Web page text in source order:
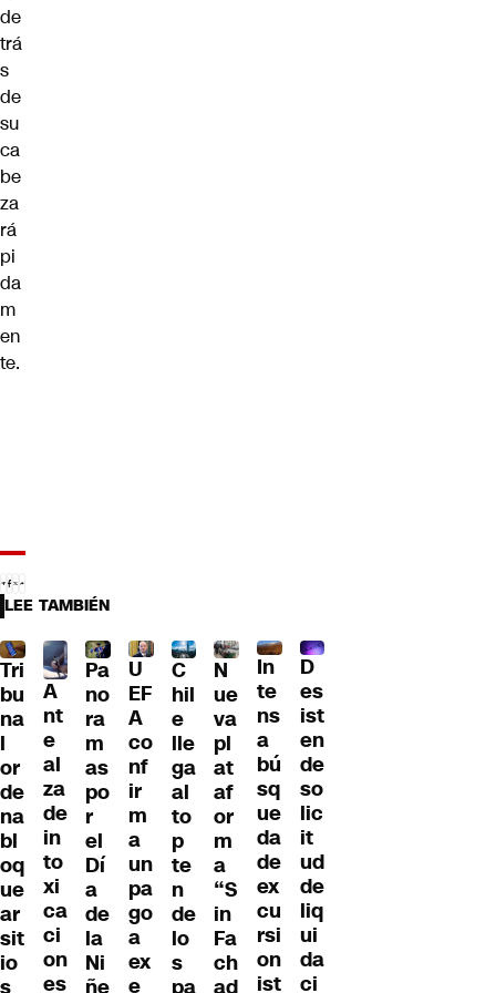
de
trá
s
de
su
ca
be
za
rá
pi
da
m
en
te.
LEE TAMBIÉN
Tri
bu
na
l
or
de
na
bl
oq
ue
ar
sit
io
s
A
nt
e
al
za
de
in
to
xi
ca
ci
on
es
Pa
no
ra
m
as
po
r
el
Dí
a
de
la
Ni
ñe
U
EF
A
co
nf
ir
m
a
un
pa
go
a
ex
e
C
hil
e
lle
ga
al
to
p
te
n
de
lo
s
pa
N
ue
va
pl
at
af
or
m
a
“S
in
Fa
ch
ad
In
te
ns
a
bú
sq
ue
da
de
ex
cu
rsi
on
ist
D
es
ist
en
de
so
lic
it
ud
de
liq
ui
da
ci